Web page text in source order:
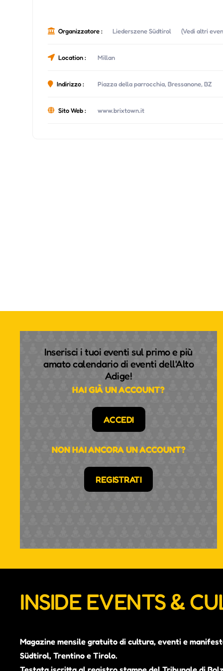
Organizzatore : Liederszene Südtirol (Vedi altri
Location : Millan
Indirizzo : Piazza della parrocchia, Bressanone, BZ
Sito Web : www.brixtown.it
Inserisci i tuoi eventi sul primo e più
amato calendario di eventi dell'Alto
Adige!
HAI GIÀ UN ACCOUNT?
ACCEDI
NON HAI ANCORA UN ACCOUNT?
REGISTRATI
INSIDE EVENTS &
Magazine mensile gratuito di cultura, eventi e
Südtirol, Trentino e Tirolo.